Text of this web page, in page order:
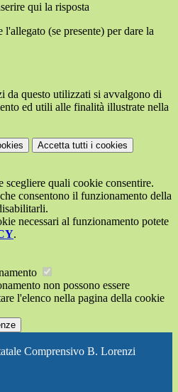
qui la risposta
(se presente) per dare la
da questo utilizzati si avvalgono di
ed utili alle finalità illustrate nella
Accetta tutti i cookies
scegliere quali cookie consentire.
consentono il funzionamento della
necessari al funzionamento potete
.
non possono essere
l'elenco nella pagina della cookie
Comprensivo B. Lorenzi